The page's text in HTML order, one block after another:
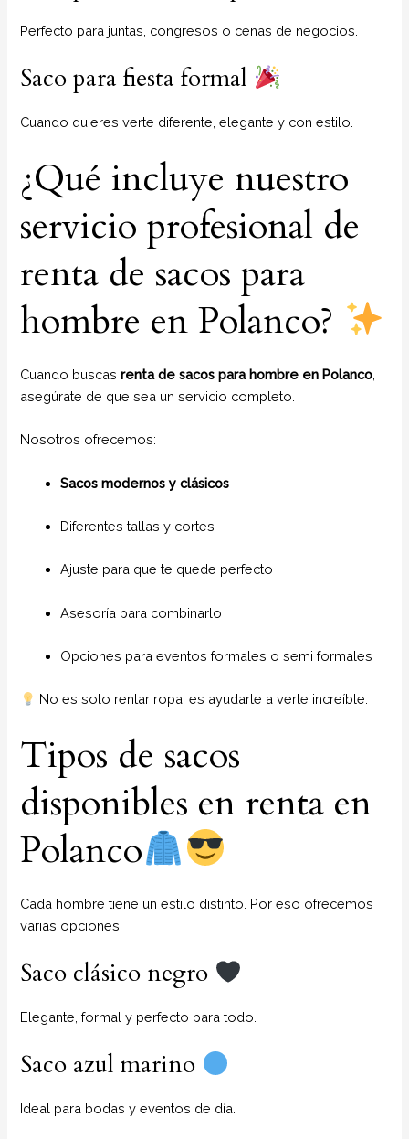
Perfecto para juntas, congresos o cenas de negocios.
Saco para fiesta formal
Cuando quieres verte diferente, elegante y con estilo.
¿Qué incluye nuestro
servicio profesional de
renta de sacos para
hombre en Polanco?
Cuando buscasrenta de sacos para hombre en Polanco
asegúrate de que sea un servicio completo.
Nosotros ofrecemos:
Sacos modernos y clásicos
Diferentes tallas y cortes
Ajuste para que te quede perfecto
Asesoría para combinarlo
Opciones para eventos formales o semi formales
No es solo rentar ropa, es ayudarte a verte increíble.
Tipos de sacos
disponibles en renta en
Polanco
Cada hombre tiene un estilo distinto. Por eso ofrecemos
varias opciones.
Saco clásico negro
Elegante, formal y perfecto para todo.
Saco azul marino
Ideal para bodas y eventos de día.